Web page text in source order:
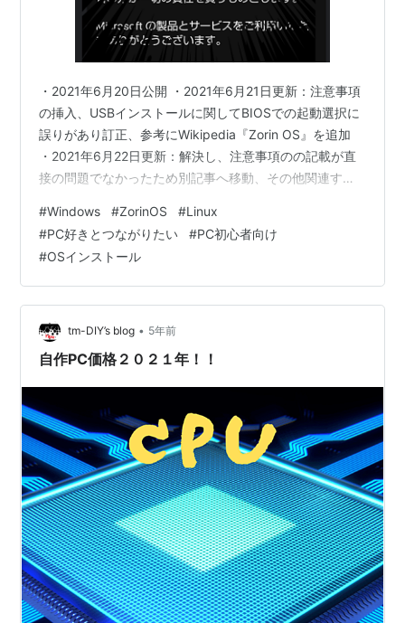
・2021年6月20日公開 ・2021年6月21日更新：注意事項
の挿入、USBインストールに関してBIOSでの起動選択に
誤りがあり訂正、参考にWikipedia『Zorin OS』を追加
・2021年6月22日更新：解決し、注意事項のの記載が直
接の問題でなかったため別記事へ移動、その他関連する
事は「Zorin OS」導入に関する記事です。以前私のミス
で正常に動作させれないことがあり、その都度更新を重
ねておりました。ただこちらで書いていた問題の予測が
見当違いであったためその文言の移動を下の別記事へ移
動させました。もし興味がございましたら「こうい…
#Windows #ZorinOS #Linux
#PC好きとつながりたい #PC初心者向け
#OSインストール
tm-DIY’s blog • 5年前
自作PC価格２０２１年！！